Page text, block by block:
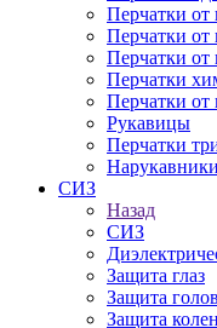
Перчатки от
Перчатки
Перчатки от
Перчатки
Перчатки
Рукавицы
Перчатки
Нарукавники
СИЗ
Назад
СИЗ
Защита глаз
Защита
Защита